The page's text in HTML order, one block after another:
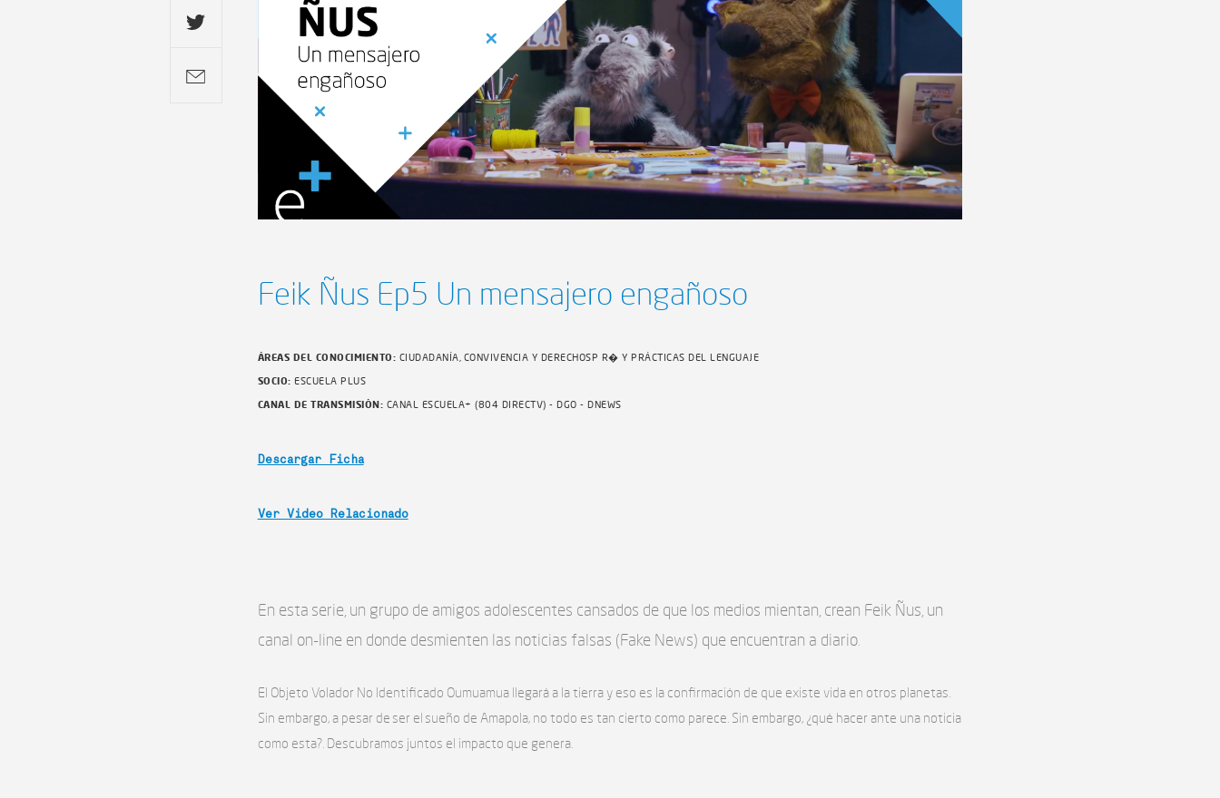
Feik Ñus Ep5 Un mensajero engañoso
ÁREAS DEL CONOCIMIENTO: CIUDADANÍA, CONVIVENCIA Y DERECHOSP R� Y PRÁCTICAS DEL LENGUAJE
SOCIO: ESCUELA PLUS
CANAL DE TRANSMISIÓN: CANAL ESCUELA+ (804 DIRECTV) - DGO - DNEWS
Descargar Ficha
Ver Video Relacionado
En esta serie, un grupo de amigos adolescentes cansados de que los medios mientan, crean Feik Ñus, un
canal on-line en donde desmienten las noticias falsas (Fake News) que encuentran a diario.
El Objeto Volador No Identificado Oumuamua llegará a la tierra y eso es la confirmación de que existe vida en otros planetas.
Sin embargo, a pesar de ser el sueño de Amapola, no todo es tan cierto como parece. Sin embargo, ¿qué hacer ante una noticia
como esta?. Descubramos juntos el impacto que genera.